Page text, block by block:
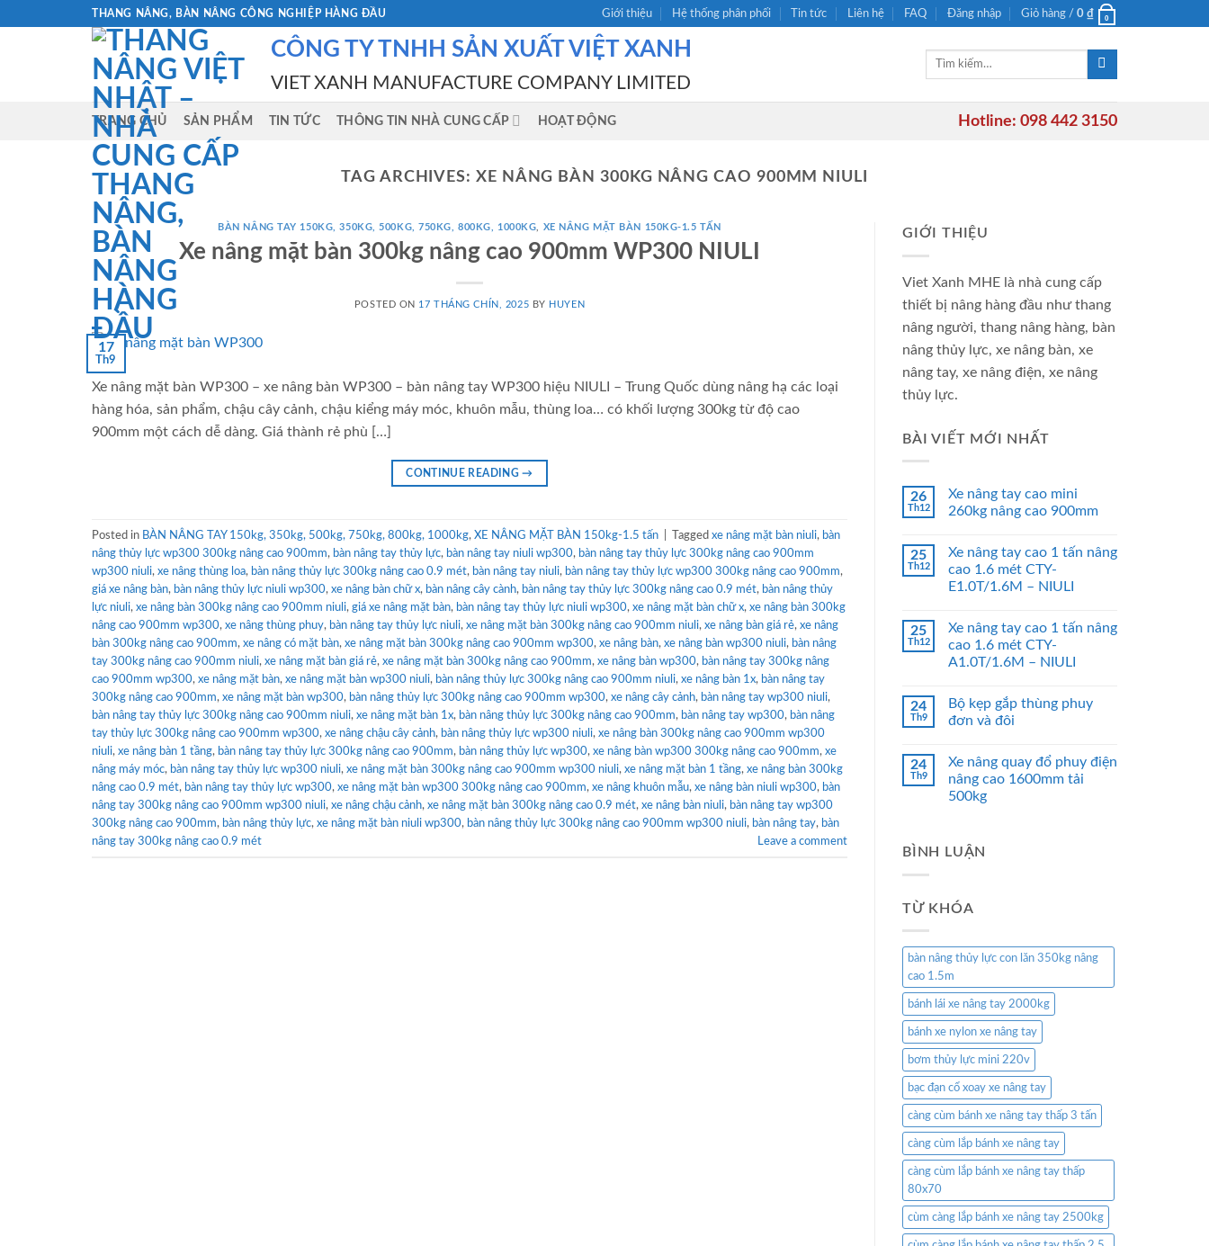
THANG NÂNG, BÀN NÂNG CÔNG NGHIỆP HÀNG ĐẦU Giới thiệu Hệ thống phân phối Tin tức Liên hệ FAQ Đăng nhập Giỏ hàng / 0 ₫ 0
CÔNG TY TNHH SẢN XUẤT VIỆT XANH
VIET XANH MANUFACTURE COMPANY LIMITED
Tìm
TRANG CHỦ SẢN PHẨM TIN TỨC THÔNG TIN NHÀ CUNG CẤP HOẠT ĐỘNG Hotline: 098 442 3150
TAG ARCHIVES: XE NÂNG BÀN 300KG NÂNG CAO 900MM NIULI
BÀN NÂNG TAY 150KG, 350KG, 500KG, 750KG, 800KG, 1000KG XE NÂNG MẶT BÀN 150KG-1.5 TẤN
Xe nâng mặt bàn 300kg nâng cao 900mm WP300 NIULI
POSTED ON 17 THÁNG CHÍN, 2025 BY HUYEN
17
Th9
Xe nâng mặt bàn WP300 – xe nâng bàn WP300 – bàn nâng tay WP300 hiệu NIULI – Trung Quốc dùng nâng hạ các loại
hàng hóa, sản phẩm, chậu cây cảnh, chậu kiểng máy móc, khuôn mẫu, thùng loa… có khối lượng 300kg từ độ cao
900mm một cách dễ dàng. Giá thành rẻ phù […]
CONTINUE READING→
Posted in BÀN NÂNG TAY 150kg, 350kg, 500kg, 750kg, 800kg, 1000kg, XE NÂNG MẶT BÀN 150kg-1.5 tấn Tagged xe nâng mặt bàn niuli, bàn
nâng thủy lực wp300 300kg nâng cao 900mm, bàn nâng tay thủy lực, bàn nâng tay niuli wp300, bàn nâng tay thủy lực 300kg nâng cao 900mm
wp300 niuli, xe nâng thùng loa, bàn nâng thủy lực 300kg nâng cao 0.9 mét, bàn nâng tay niuli, bàn nâng tay thủy lực wp300 300kg nâng cao 900mm,
giá xe nâng bàn, bàn nâng thủy lực niuli wp300, xe nâng bàn chữ x, bàn nâng cây cành, bàn nâng tay thủy lực 300kg nâng cao 0.9 mét, bàn nâng thủy
lực niuli, xe nâng bàn 300kg nâng cao 900mm niuli, giá xe nâng mặt bàn, bàn nâng tay thủy lực niuli wp300, xe nâng mặt bàn chữ x, xe nâng bàn 300kg
nâng cao 900mm wp300, xe nâng thùng phuy, bàn nâng tay thủy lực niuli, xe nâng mặt bàn 300kg nâng cao 900mm niuli, xe nâng bàn giá rẻ, xe nâng
bàn 300kg nâng cao 900mm, xe nâng có mặt bàn, xe nâng mặt bàn 300kg nâng cao 900mm wp300, xe nâng bàn, xe nâng bàn wp300 niuli, bàn nâng
tay 300kg nâng cao 900mm niuli, xe nâng mặt bàn giá rẻ, xe nâng mặt bàn 300kg nâng cao 900mm, xe nâng bàn wp300, bàn nâng tay 300kg nâng
cao 900mm wp300, xe nâng mặt bàn, xe nâng mặt bàn wp300 niuli, bàn nâng thủy lực 300kg nâng cao 900mm niuli, xe nâng bàn 1x, bàn nâng tay
300kg nâng cao 900mm, xe nâng mặt bàn wp300, bàn nâng thủy lực 300kg nâng cao 900mm wp300, xe nâng cây cảnh, bàn nâng tay wp300 niuli,
bàn nâng tay thủy lực 300kg nâng cao 900mm niuli, xe nâng mặt bàn 1x, bàn nâng thủy lực 300kg nâng cao 900mm, bàn nâng tay wp300, bàn nâng
tay thủy lực 300kg nâng cao 900mm wp300, xe nâng chậu cây cảnh, bàn nâng thủy lực wp300 niuli, xe nâng bàn 300kg nâng cao 900mm wp300
niuli, xe nâng bàn 1 tầng, bàn nâng tay thủy lực 300kg nâng cao 900mm, bàn nâng thủy lực wp300, xe nâng bàn wp300 300kg nâng cao 900mm, xe
nâng máy móc, bàn nâng tay thủy lực wp300 niuli, xe nâng mặt bàn 300kg nâng cao 900mm wp300 niuli, xe nâng mặt bàn 1 tầng, xe nâng bàn 300kg
nâng cao 0.9 mét, bàn nâng tay thủy lực wp300, xe nâng mặt bàn wp300 300kg nâng cao 900mm, xe nâng khuôn mẫu, xe nâng bàn niuli wp300, bàn
nâng tay 300kg nâng cao 900mm wp300 niuli, xe nâng chậu cảnh, xe nâng mặt bàn 300kg nâng cao 0.9 mét, xe nâng bàn niuli, bàn nâng tay wp300
300kg nâng cao 900mm, bàn nâng thủy lực, xe nâng mặt bàn niuli wp300, bàn nâng thủy lực 300kg nâng cao 900mm wp300 niuli, bàn nâng tay, bàn
nâng tay 300kg nâng cao 0.9 mét
Leave a comment
GIỚI THIỆU
Viet Xanh MHE là nhà cung cấp
thiết bị nâng hàng đầu như thang
nâng người, thang nâng hàng, bàn
nâng thủy lực, xe nâng bàn, xe
nâng tay, xe nâng điện, xe nâng
thủy lực.
BÀI VIẾT MỚI NHẤT
26
Th12
Xe nâng tay cao mini
260kg nâng cao 900mm
25
Th12
Xe nâng tay cao 1 tấn nâng
cao 1.6 mét CTY-
E1.0T/1.6M – NIULI
25
Th12
Xe nâng tay cao 1 tấn nâng
cao 1.6 mét CTY-
A1.0T/1.6M – NIULI
24
Th9
Bộ kẹp gắp thùng phuy
đơn và đôi
24
Th9
Xe nâng quay đổ phuy điện
nâng cao 1600mm tải
500kg
BÌNH LUẬN
TỪ KHÓA
bàn nâng thủy lực con lăn 350kg nâng
cao 1.5m
bánh lái xe nâng tay 2000kg
bánh xe nylon xe nâng tay
bơm thủy lực mini 220v
bạc đạn cổ xoay xe nâng tay
càng cùm bánh xe nâng tay thấp 3 tấn
càng cùm lắp bánh xe nâng tay
càng cùm lắp bánh xe nâng tay thấp
80x70
cùm càng lắp bánh xe nâng tay 2500kg